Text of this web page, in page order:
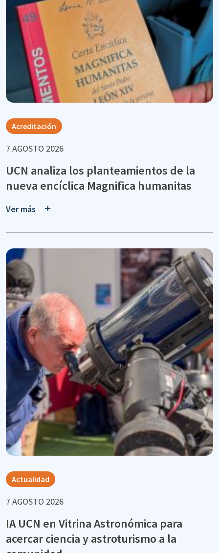
Acreditación
7 AGOSTO 2026
UCN analiza los planteamientos de la
nueva encíclica Magnifica humanitas
Ver más
Actualidad
7 AGOSTO 2026
IA UCN en Vitrina Astronómica para
acercar ciencia y astroturismo a la